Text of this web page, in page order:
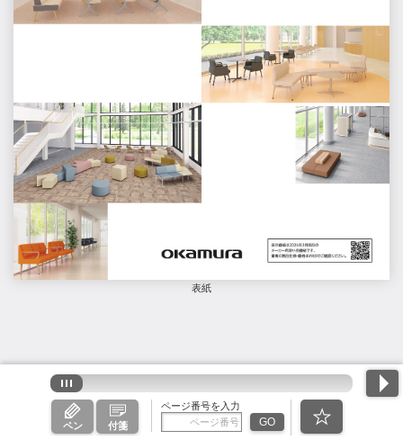
表紙
ペン 付箋
ページ番号を入力
GO